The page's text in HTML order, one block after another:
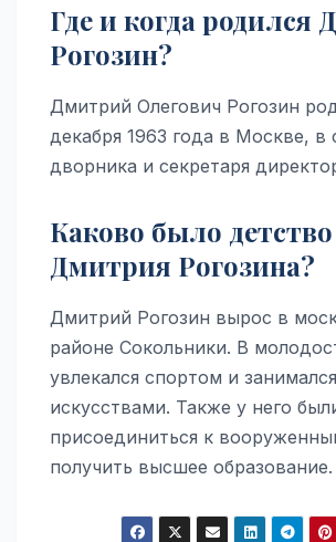
Где и когда родился
Рогозин?
Дмитрий Олегович Рогозин
декабря 1963 года в Москве, в
дворника и секретаря
Каково было детство
Дмитрия Рогозина?
Дмитрий Рогозин вырос в
районе Сокольники. В
увлекался спортом и
искусствами. Также у него
присоединиться к
получить высшее образование.